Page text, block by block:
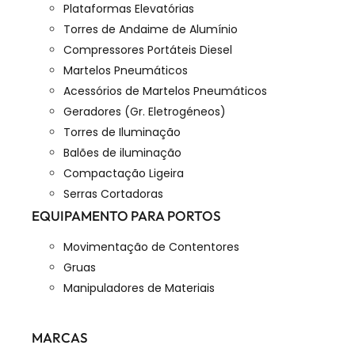
Plataformas Elevatórias
Torres de Andaime de Alumínio
Compressores Portáteis Diesel
Martelos Pneumáticos
Acessórios de Martelos Pneumáticos
Geradores (Gr. Eletrogéneos)
Torres de Iluminação
Balões de iluminação
Compactação Ligeira
Serras Cortadoras
EQUIPAMENTO PARA PORTOS
Movimentação de Contentores
Gruas
Manipuladores de Materiais
MARCAS